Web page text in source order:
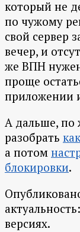
который не
по чужому
свой сервер
вечер, и
же ВПН
проще
приложении
А дальше, по
разобрать
а потом
блокировки.
версиях.